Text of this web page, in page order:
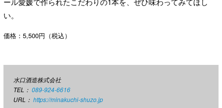
い。
価格：5,500円（税込）
水口酒造株式会社
TEL： 089-924-6616
URL： https://minakuchi-shuzo.jp